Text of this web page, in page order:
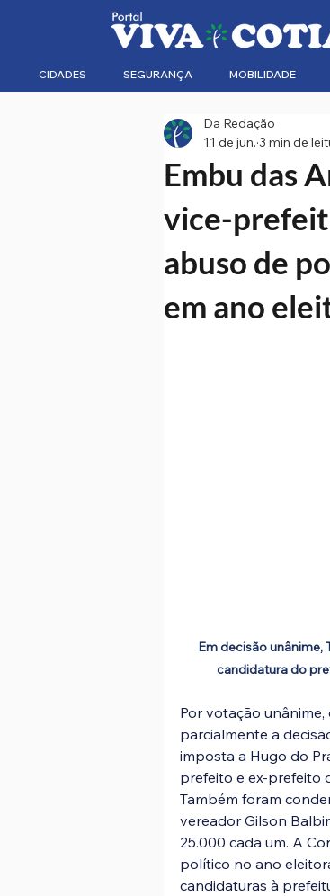
CIDADES SEGURANÇA MOBILIDADE
Embu das
vice-
abuso de
em ano
Da Redação
11 de jun. 3 min de
Em decisão
candidatura do
Por votação unânime,
parcialmente a
imposta a Hugo do
prefeito e ex-prefeito
Também foram
vereador Gilson
25.000 cada um. A
político no ano
candidaturas à